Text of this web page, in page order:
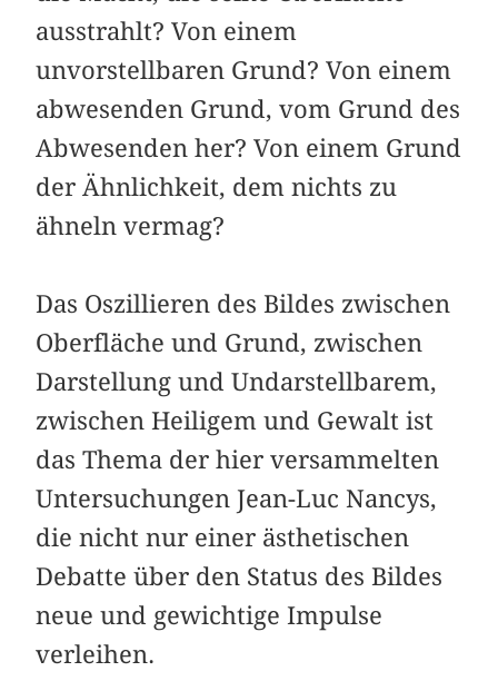
ausstrahlt? Von einem
unvorstellbaren Grund? Von einem
abwesenden Grund, vom Grund des
Abwesenden her? Von einem Grund
der Ähnlichkeit, dem nichts zu
ähneln vermag?
Das Oszillieren des Bildes zwischen
Oberfläche und Grund, zwischen
Darstellung und Undarstellbarem,
zwischen Heiligem und Gewalt ist
das Thema der hier versammelten
Untersuchungen Jean-Luc Nancys,
die nicht nur einer ästhetischen
Debatte über den Status des Bildes
neue und gewichtige Impulse
verleihen.